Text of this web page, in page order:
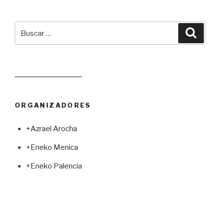
por:
ORGANIZADORES
+Azrael Arocha
+Eneko Menica
+Eneko Palencia